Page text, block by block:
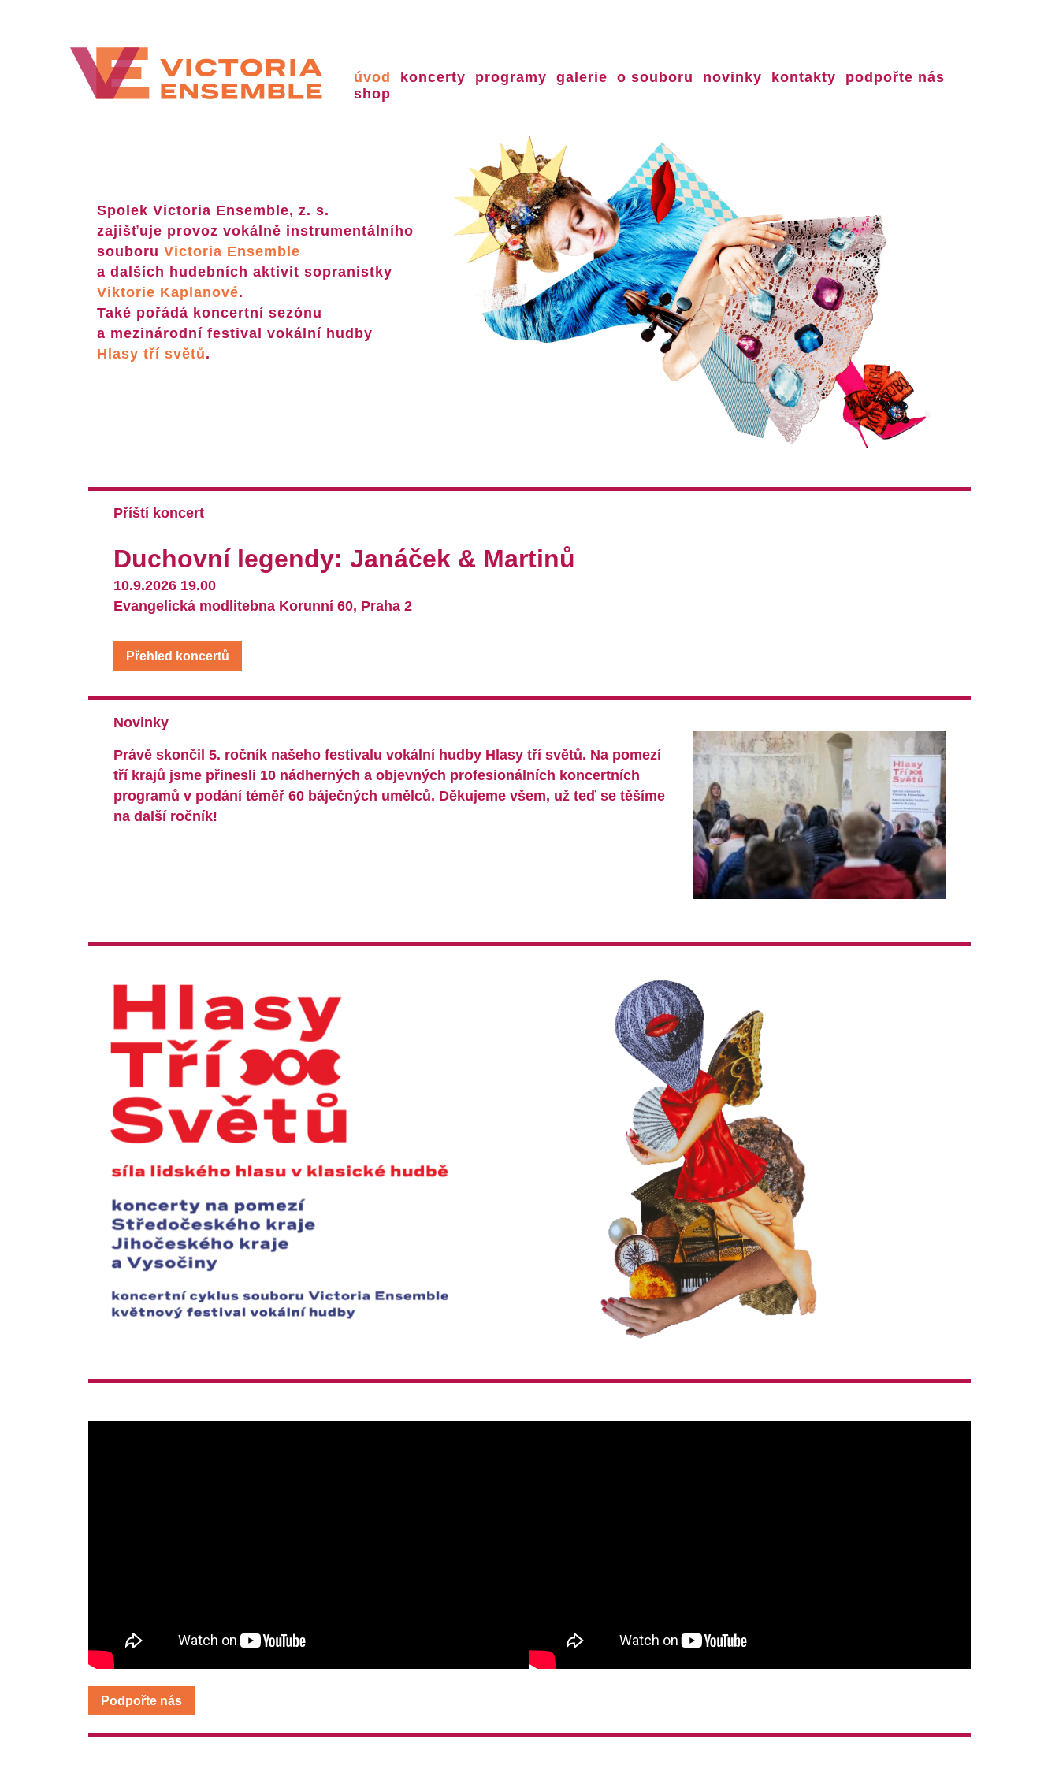
úvod koncerty programy galerie o souboru novinky kontakty
podpořte nás
shop
Spolek Victoria Ensemble, z. s.
zajišťuje provoz vokálně instrumentálního
souboru Victoria Ensemble
a dalších hudebních aktivit sopranistky
Viktorie Kaplanové.
Také pořádá koncertní sezónu
a mezinárodní festival vokální hudby
Hlasy tří světů.
Příští koncert
Duchovní legendy: Janáček & Martinů
10.9.2026 19.00
Evangelická modlitebna Korunní 60, Praha 2
Přehled koncertů
Novinky
Právě skončil 5. ročník našeho festivalu vokální hudby Hlasy tří světů. Na pomezí
tří krajů jsme přinesli 10 nádherných a objevných profesionálních koncertních
programů v podání téměř 60 báječných umělců. Děkujeme všem, už teď se těšíme
na další ročník!
Podpořte nás